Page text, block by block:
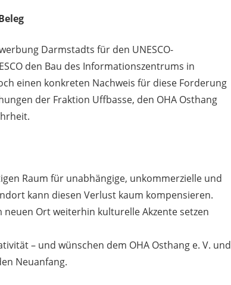
Darmstadts für den UNESCO-
den Bau des Informationszentrums in
einen konkreten Nachweis für diese Forderung
der Fraktion Uffbasse, den OHA Osthang
Raum für unabhängige, unkommerzielle und
kann diesen Verlust kaum kompensieren.
Ort weiterhin kulturelle Akzente setzen
– und wünschen dem OHA Osthang e. V. und
Neuanfang.